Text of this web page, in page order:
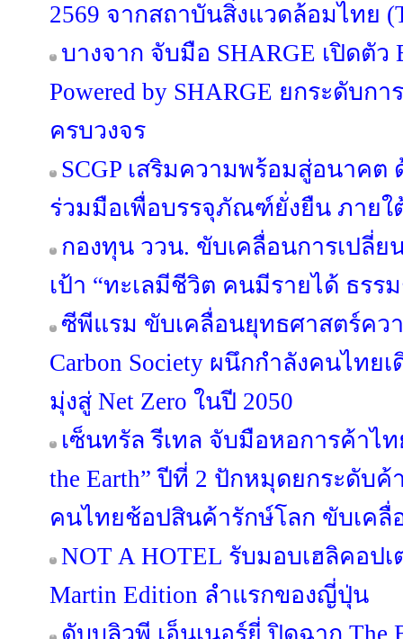
2569 จากสถาบันสิ่งแวดล้อมไทย
บางจาก จับมือ SHARGE เปิดตัว
Powered by SHARGE ยกระดับก
ครบวงจร
SCGP เสริมความพร้อมสู่อนาค
ร่วมมือเพื่อบรรจุภัณฑ์ยั่งยืน ภายใ
กองทุน ววน. ขับเคลื่อนการเปลี่
เป้า “ทะเลมีชีวิต คนมีรายได้ ธรร
ซีพีแรม ขับเคลื่อนยุทธศาสตร์คว
Carbon Society ผนึกกำลังคนไท
มุ่งสู่ Net Zero ในปี 2050
เซ็นทรัล รีเทล จับมือหอการค้าไท
the Earth” ปีที่ 2 ปักหมุดยกระดับ
คนไทยช้อปสินค้ารักษ์โลก ขับเคลื่
NOT A HOTEL รับมอบเฮลิคอปเ
Martin Edition ลำแรกของญี่ปุ่น
ดับบลิวพี เอ็นเนอร์ยี่ ปิดฉาก The